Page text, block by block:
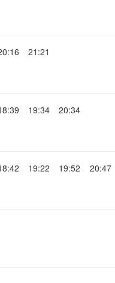
21:21
19:34 20:34
19:22 19:52 20:47